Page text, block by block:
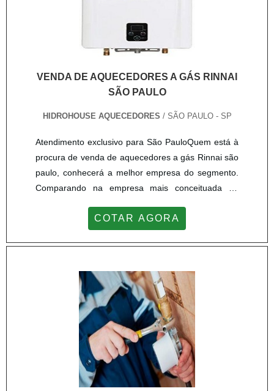
VENDA DE AQUECEDORES A GÁS RINNAI
SÃO PAULO
HIDROHOUSE AQUECEDORES / SÃO PAULO - SP
Atendimento exclusivo para São PauloQuem está à
procura de venda de aquecedores a gás Rinnai são
paulo, conhecerá a melhor empresa do segmento.
Comparando na empresa mais conceituada do
qualidade da área de atuação.Quando a busca é
com os colaboradores da Hidrohouse Aquecedores
técnica especializada.MAIS SOBRE VENDA DE
AQUECEDORES A GÁS RINNAI SÃO PAULOA
Hidrohouse Aquecedores centraliza seus esforços
em criar para cada cliente uma estrutura com
escritório de alta qualidade onde são realizadas as
atividades e estrutura suficiente para atender todas
as demandas, tudo isso para oferecer venda de
aquecedores a gás Rinnai são paulo com excelente
COTAR AGORA